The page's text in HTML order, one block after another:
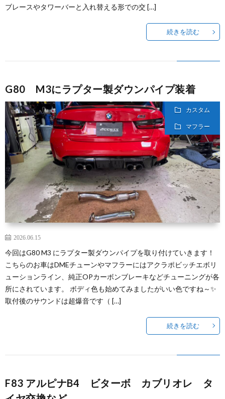
ブレースやタワーバーと入れ替える形での交 […]
続きを読む
G80 M3にラプター製ダウンパイプ装着
カスタム
マフラー
2026.06.15
今回はG80 M3 にラプター製ダウンパイプを取り付けていきます！
こちらのお車はDMEチューンやマフラーにはアクラポビッチエボリ
ューションライン、純正OPカーボンブレーキなどチューニングが各
所にされています。 ボディ色も始めてみましたがいい色ですね～✨
取付後のサウンドは超爆音です（ […]
続きを読む
F83 アルピナB4 ビターボ カブリオレ タ